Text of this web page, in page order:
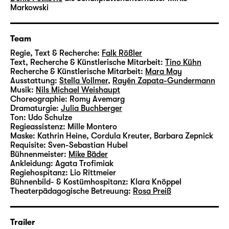
den Ansprüchen der Zeit gerecht zu werden.
Als Publikum werden Sie zur Prüfkommission,
die wenige Wochen vor Eröffnung der Messe
und eine Präsentation dessen bekommt, was
sein wird oder — aus heutiger Sicht —
gewesen ist.
Falk Rößlerstudierte Europäische
Medienwissenschaft in Potsdam,
Angewandte Theaterwissenschaft in Gießen
und Sozialanthropologie in Stockholm und
arbeitet als Regisseur, Autor, Performer und
Musiker. In seinen Arbeiten sucht er stets
nach neuen Verbindungen theatraler Genres.
In Leipzig recherchieren er und sein Team
nun zur Bedeutung der agra für die
Gesellschaften der 1980er Jahre in Ost und
Markowski
Team
Regie, Text & Recherche: Falk Rößler
Text, Recherche & Künstlerische Mitarbeit: Tino Kühn
Recherche & Künstlerische Mitarbeit: Mara May
Ausstattung: Stella Vollmer, Rayén Zapata-Gundermann
Musik: Nils Michael Weishaupt
Choreographie: Romy Avemarg
Dramaturgie: Julia Buchberger
Ton: Udo Schulze
Regieassistenz: Mille Montero
Maske: Kathrin Heine, Cordula Kreuter, Barbara Zepnick
Requisite: Sven-Sebastian Hubel
Bühnenmeister: Mike Bäder
Ankleidung: Agata Trofimiak
Regiehospitanz: Lio Rittmeier
Bühnenbild- & Kostümhospitanz: Klara Knöppel
Theaterpädagogische Betreuung: Rosa Preiß
Trailer